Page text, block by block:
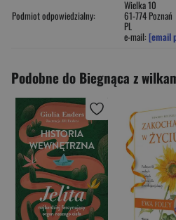
Podmiot odpowiedzialny:
Wielka 10
61-774 Poznań
PL
e-mail: [email
Podobne do Biegnąca z